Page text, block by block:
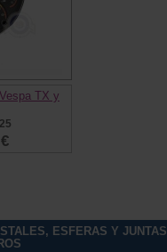
TX y
ESFERAS Y JUNTAS